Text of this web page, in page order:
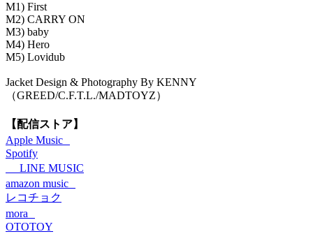
M1) First
M2) CARRY ON
M3) baby
M4) Hero
M5) Lovidub
Jacket Design & Photography By KENNY
（GREED/C.F.T.L./MADTOYZ）
【配信ストア】
Apple Music
Spotify
LINE MUSIC
amazon music
レコチョク
mora
OTOTOY